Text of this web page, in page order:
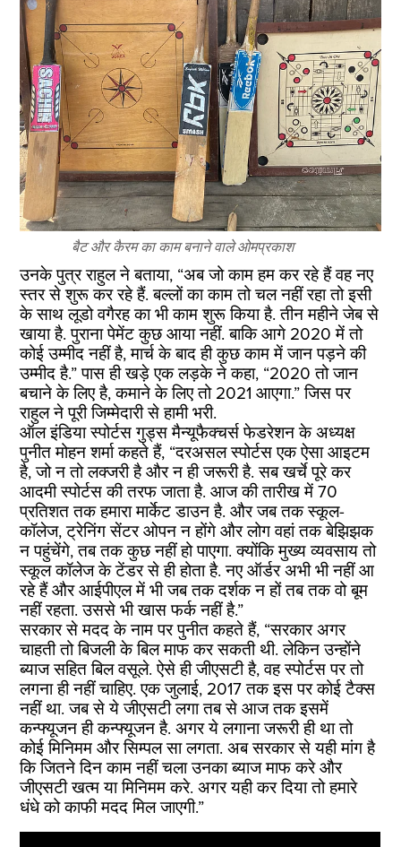
बैट और कैरम का काम बनाने वाले ओमप्रकाश
उनके पुत्र राहुल ने बताया, “अब जो काम हम कर रहे हैं वह नए
स्तर से शुरू कर रहे हैं. बल्लों का काम तो चल नहीं रहा तो इसी
के साथ लूडो वगैरह का भी काम शुरू किया है. तीन महीने जेब से
खाया है. पुराना पेमेंट कुछ आया नहीं. बाकि आगे 2020 में तो
कोई उम्मीद नहीं है, मार्च के बाद ही कुछ काम में जान पड़ने की
उम्मीद है.” पास ही खड़े एक लड़के ने कहा, “2020 तो जान
बचाने के लिए है, कमाने के लिए तो 2021 आएगा.” जिस पर
राहुल ने पूरी जिम्मेदारी से हामी भरी.
ऑल इंडिया स्पोर्टस गुड्स मैन्यूफैक्चर्स फेडरेशन के अध्यक्ष
पुनीत मोहन शर्मा कहते हैं, “दरअसल स्पोर्टस एक ऐसा आइटम
है, जो न तो लक्जरी है और न ही जरूरी है. सब खर्चे पूरे कर
आदमी स्पोर्टस की तरफ जाता है. आज की तारीख में 70
प्रतिशत तक हमारा मार्केट डाउन है. और जब तक स्कूल-
कॉलेज, ट्रेनिंग सेंटर ओपन न होंगे और लोग वहां तक बेझिझक
न पहुंचेंगे, तब तक कुछ नहीं हो पाएगा. क्योंकि मुख्य व्यवसाय तो
स्कूल कॉलेज के टेंडर से ही होता है. नए ऑर्डर अभी भी नहीं आ
रहे हैं और आईपीएल में भी जब तक दर्शक न हों तब तक वो बूम
नहीं रहता. उससे भी खास फर्क नहीं है.”
सरकार से मदद के नाम पर पुनीत कहते हैं, “सरकार अगर
चाहती तो बिजली के बिल माफ कर सकती थी. लेकिन उन्होंने
ब्याज सहित बिल वसूले. ऐसे ही जीएसटी है, वह स्पोर्टस पर तो
लगना ही नहीं चाहिए. एक जुलाई, 2017 तक इस पर कोई टैक्स
नहीं था. जब से ये जीएसटी लगा तब से आज तक इसमें
कन्फ्यूजन ही कन्फ्यूजन है. अगर ये लगाना जरूरी ही था तो
कोई मिनिमम और सिम्पल सा लगता. अब सरकार से यही मांग है
कि जितने दिन काम नहीं चला उनका ब्याज माफ करे और
जीएसटी खत्म या मिनिमम करे. अगर यही कर दिया तो हमारे
धंधे को काफी मदद मिल जाएगी.”